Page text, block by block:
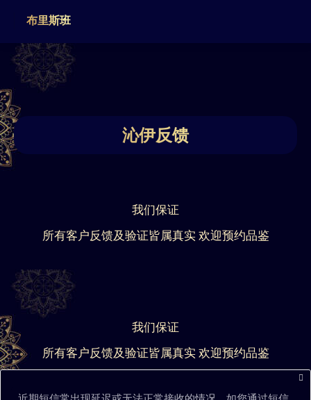
布里斯班
沁伊反馈
我们保证
所有客户反馈及验证皆属真实 欢迎预约品鉴
我们保证
所有客户反馈及验证皆属真实 欢迎预约品鉴